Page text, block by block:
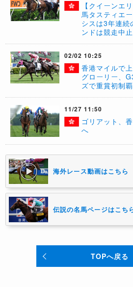
【クイーンエ
馬タスティエ
シスは3年連続
ンドは競走中止
02/02 10:25
香港マイルで
グローリー、
ズで重賞初制覇
11/27 11:50
ゴリアット、
へ
海外レース動画はこちら
伝説の名馬ページはこち
TOPへ戻る